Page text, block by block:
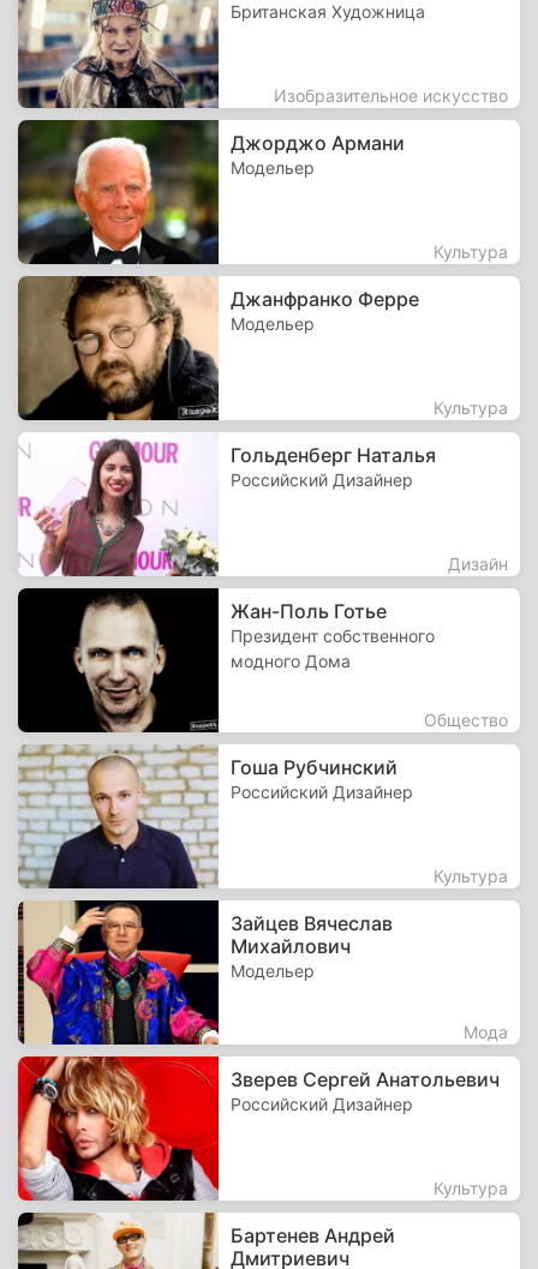
Британская Художница
Изобразительное искусство
Джорджо Армани
Модельер
Культура
Джанфранко Ферре
Модельер
Культура
Гольденберг Наталья
Российский Дизайнер
Дизайн
Жан-Поль Готье
Президент собственного
модного Дома
Общество
Гоша Рубчинский
Российский Дизайнер
Культура
Зайцев Вячеслав
Михайлович
Модельер
Мода
Зверев Сергей Анатольевич
Российский Дизайнер
Культура
Бартенев Андрей
Дмитриевич